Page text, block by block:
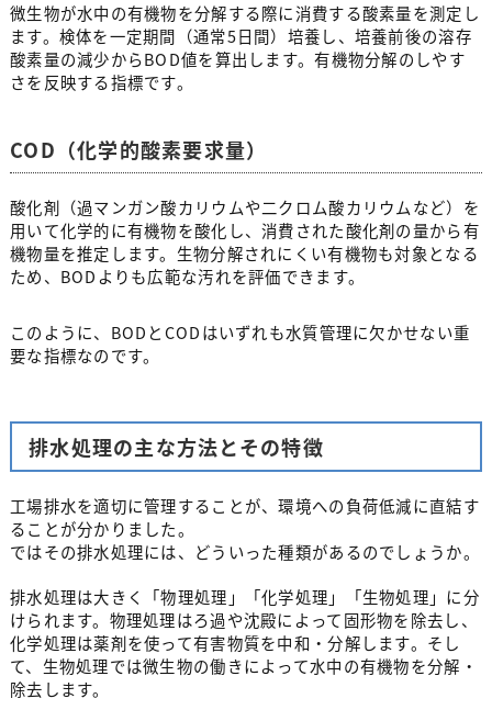
微生物が水中の有機物を分解する際に消費する酸素量を測定し
ます。検体を一定期間（通常5日間）培養し、培養前後の溶存
酸素量の減少からBOD値を算出します。有機物分解のしやす
さを反映する指標です。
COD（化学的酸素要求量）
酸化剤（過マンガン酸カリウムや二クロム酸カリウムなど）を
用いて化学的に有機物を酸化し、消費された酸化剤の量から有
機物量を推定します。生物分解されにくい有機物も対象となる
ため、BODよりも広範な汚れを評価できます。
このように、BODとCODはいずれも水質管理に欠かせない重
要な指標なのです。
排水処理の主な方法とその特徴
工場排水を適切に管理することが、環境への負荷低減に直結す
ることが分かりました。
ではその排水処理には、どういった種類があるのでしょうか。
排水処理は大きく「物理処理」「化学処理」「生物処理」に分
けられます。物理処理はろ過や沈殿によって固形物を除去し、
化学処理は薬剤を使って有害物質を中和・分解します。そし
て、生物処理では微生物の働きによって水中の有機物を分解・
除去します。